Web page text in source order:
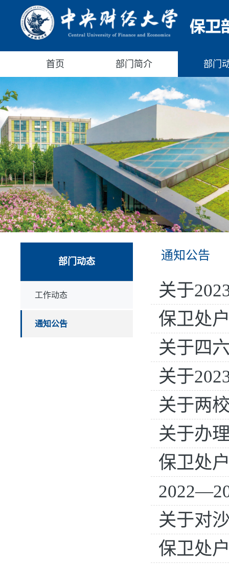
首页 部门简介 部门
部门动态
工作动态
通知公告
通知公告
关于
保卫处
关于四
关于2023年中
关于两
关于办
保卫处户
2022—2023
关于对
保卫处